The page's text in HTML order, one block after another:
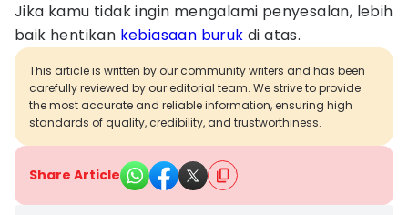
Jika kamu tidak ingin mengalami penyesalan, lebih
baik hentikan kebiasaan buruk di atas.
This article is written by our community writers and has been
carefully reviewed by our editorial team. We strive to provide
the most accurate and reliable information, ensuring high
standards of quality, credibility, and trustworthiness.
Share Article